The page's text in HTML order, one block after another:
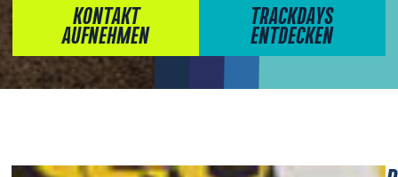
KONTAKT
AUFNEHMEN
TRACKDAYS
ENTDECKEN